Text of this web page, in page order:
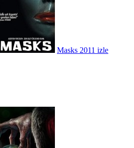
Masks 2011 izle